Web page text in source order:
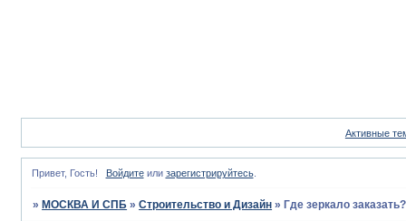
Активные
Привет, Гость! Войдитеили зарегистрируйтесь.
» МОСКВА И СПБ »Строительство и Дизайн » Где зеркало заказать?